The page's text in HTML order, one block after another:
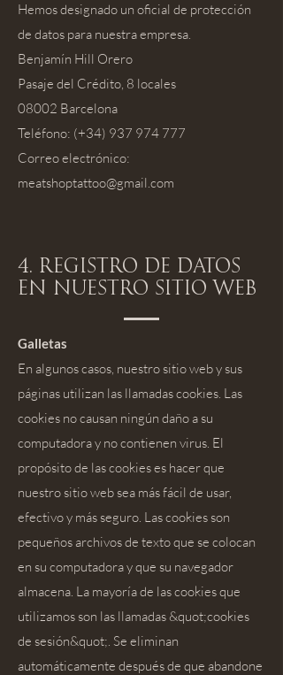
Hemos designado un oficial de protección
de datos para nuestra empresa.
Benjamín Hill Orero
Pasaje del Crédito, 8 locales
08002 Barcelona
Teléfono: (+34) 937 974 777
Correo electrónico:
meatshoptattoo@gmail.com
4. Registro de datos
en nuestro sitio web
Galletas
En algunos casos, nuestro sitio web y sus
páginas utilizan las llamadas cookies. Las
cookies no causan ningún daño a su
computadora y no contienen virus. El
propósito de las cookies es hacer que
nuestro sitio web sea más fácil de usar,
efectivo y más seguro. Las cookies son
pequeños archivos de texto que se colocan
en su computadora y que su navegador
almacena. La mayoría de las cookies que
utilizamos son las llamadas &quot;cookies
de sesión&quot;. Se eliminan
automáticamente después de que abandone